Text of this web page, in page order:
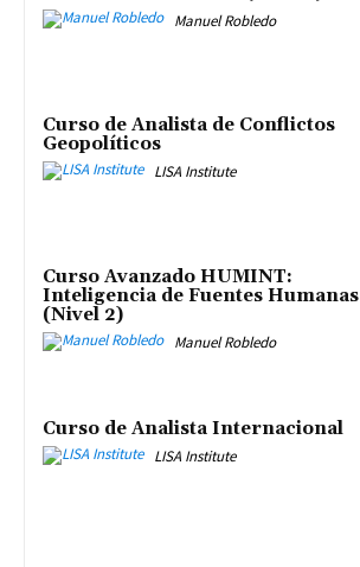
Manuel Robledo
Curso de Analista de Conflictos
Geopolíticos
LISA Institute
Curso Avanzado HUMINT:
Inteligencia de Fuentes Humanas
(Nivel 2)
Manuel Robledo
Curso de Analista Internacional
LISA Institute